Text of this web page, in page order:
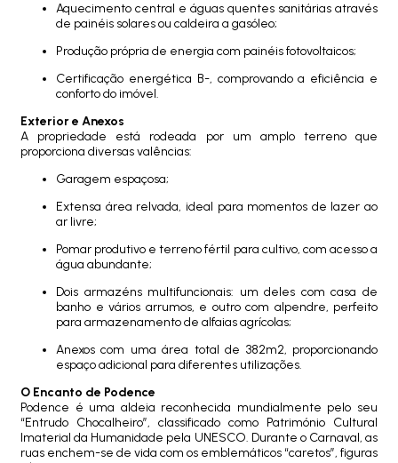
Aquecimento central e águas quentes sanitárias através
de painéis solares ou caldeira a gasóleo;
Produção própria de energia com painéis fotovoltaicos;
Certificação energética B-, comprovando a eficiência e
conforto do imóvel.
Exterior e Anexos
A propriedade está rodeada por um amplo terreno que
proporciona diversas valências:
Garagem espaçosa;
Extensa área relvada, ideal para momentos de lazer ao
ar livre;
Pomar produtivo e terreno fértil para cultivo, com acesso a
água abundante;
Dois armazéns multifuncionais: um deles com casa de
banho e vários arrumos, e outro com alpendre, perfeito
para armazenamento de alfaias agrícolas;
Anexos com uma área total de 382m2, proporcionando
espaço adicional para diferentes utilizações.
O Encanto de Podence
Podence é uma aldeia reconhecida mundialmente pelo seu
“Entrudo Chocalheiro”, classificado como Património Cultural
Imaterial da Humanidade pela UNESCO. Durante o Carnaval, as
ruas enchem-se de vida com os emblemáticos “caretos”, figuras